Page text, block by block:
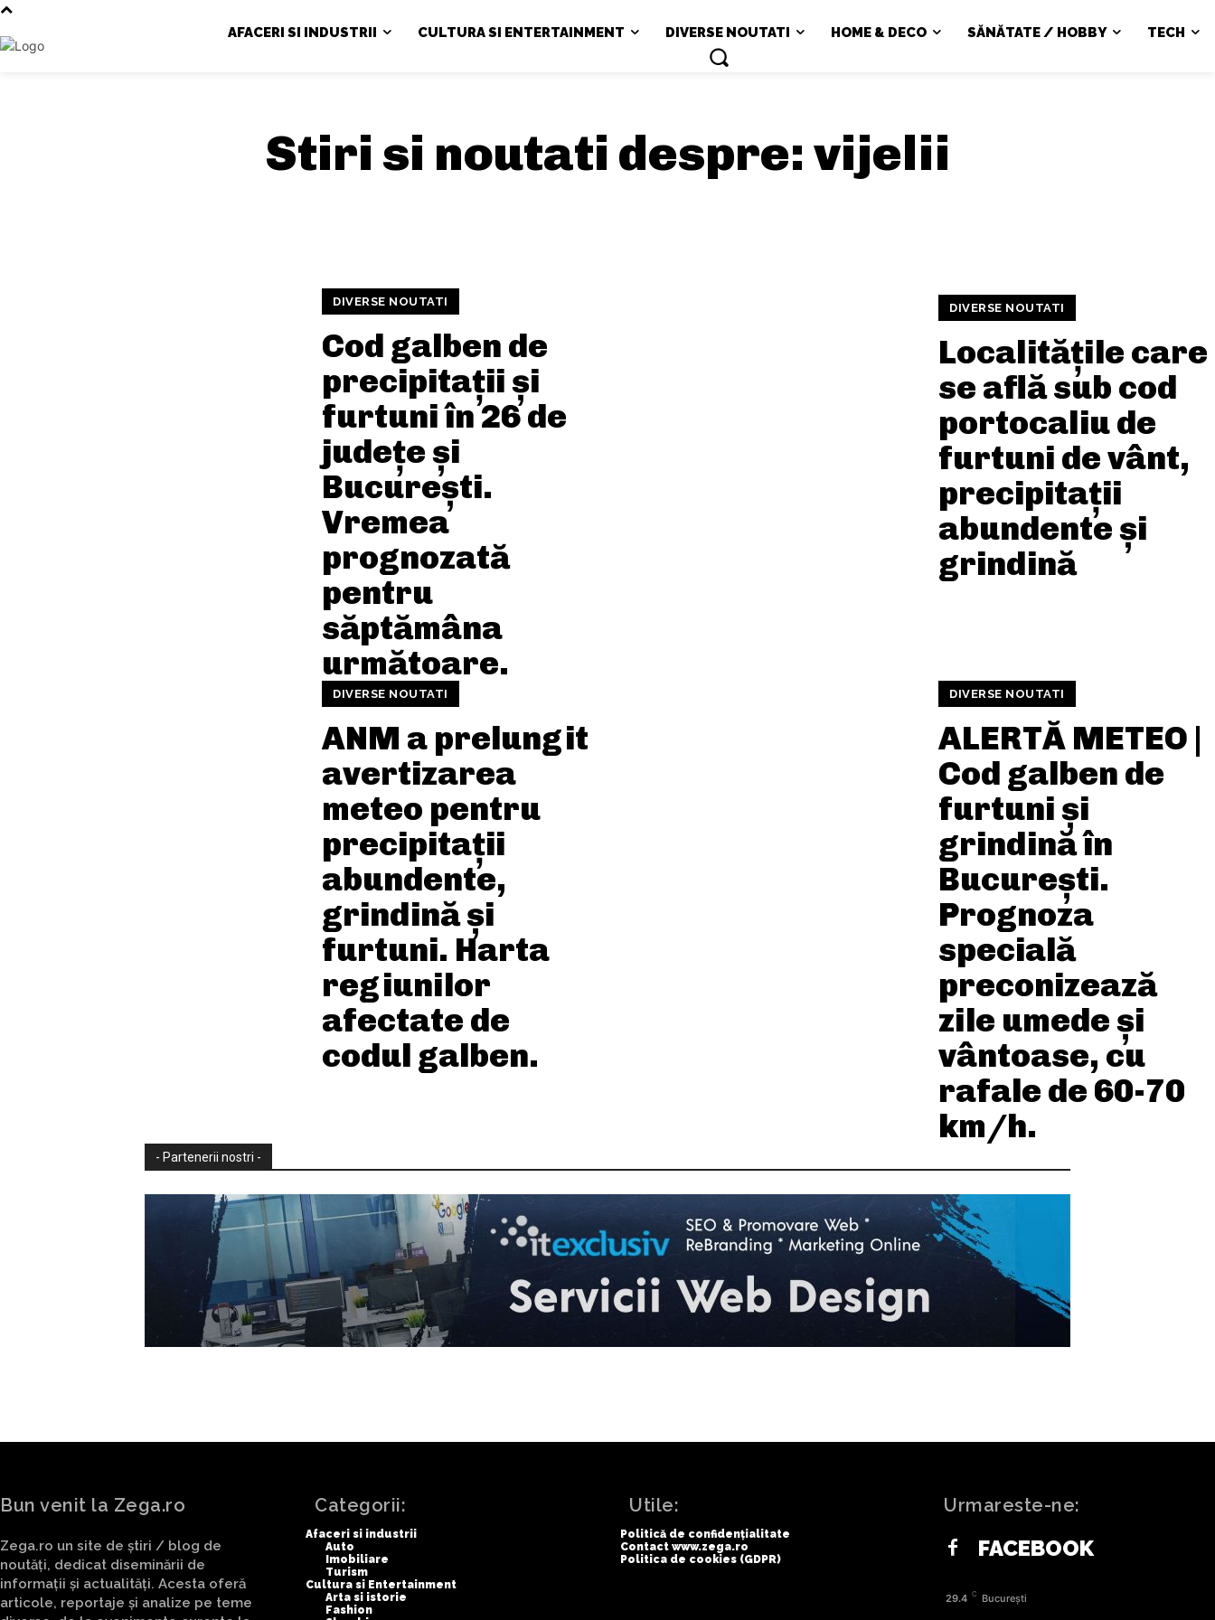
AFACERI SI INDUSTRII CULTURA SI ENTERTAINMENT DIVERSE NOUTATI HOME & DECO SĂNĂTATE / HOBBY TECH
Stiri si noutati despre: vijelii
DIVERSE NOUTATI
Cod galben de
precipitații și
furtuni în 26 de
județe și
București.
Vremea
prognozată
pentru
săptămâna
următoare.
DIVERSE NOUTATI
Localitățile care
se află sub cod
portocaliu de
furtuni de vânt,
precipitații
abundente și
grindină
DIVERSE NOUTATI
ANM a prelungit
avertizarea
meteo pentru
precipitații
abundente,
grindină și
furtuni. Harta
regiunilor
afectate de
codul galben.
DIVERSE NOUTATI
ALERTĂ METEO |
Cod galben de
furtuni și
grindină în
București.
Prognoza
specială
preconizează
zile umede și
vântoase, cu
rafale de 60-70
km/h.
- Partenerii nostri -
Bun venit la Zega.ro
Zega.ro un site de știri / blog de
noutăți, dedicat diseminării de
informații și actualități. Acesta oferă
articole, reportaje și analize pe teme
Categorii:
Afaceri si industrii
Auto
Imobiliare
Turism
Cultura si Entertainment
Arta si istorie
Fashion
Utile:
Politică de confidențialitate
Contact www.zega.ro
Politica de cookies (GDPR)
Urmareste-ne:
FACEBOOK
29.4 C București